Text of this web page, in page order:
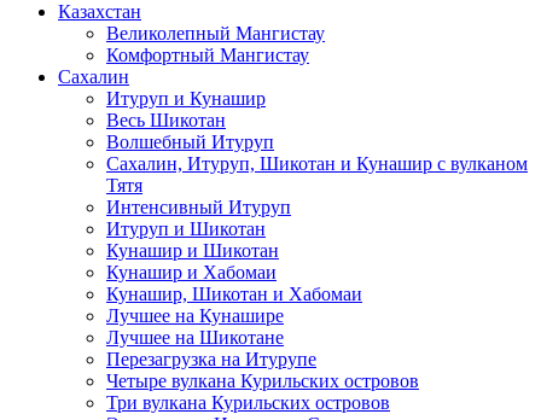
Казахстан
Великолепный Мангистау
Комфортный Мангистау
Сахалин
Итуруп и Кунашир
Весь Шикотан
Волшебный Итуруп
Сахалин, Итуруп, Шикотан и Кунашир с вулканом
Тятя
Интенсивный Итуруп
Итуруп и Шикотан
Кунашир и Шикотан
Кунашир и Хабомаи
Кунашир, Шикотан и Хабомаи
Лучшее на Кунашире
Лучшее на Шикотане
Перезагрузка на Итурупе
Четыре вулкана Курильских островов
Три вулкана Курильских островов